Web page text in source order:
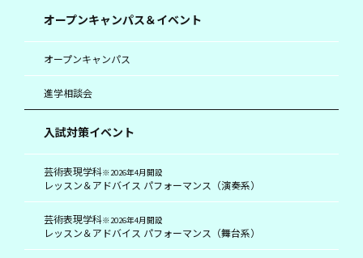
オープンキャンパス＆イベント
オープンキャンパス
進学相談会
入試対策イベント
芸術表現学科※2026年4月開設
レッスン＆アドバイス パフォーマンス（演奏系）
芸術表現学科※2026年4月開設
レッスン＆アドバイス パフォーマンス（舞台系）